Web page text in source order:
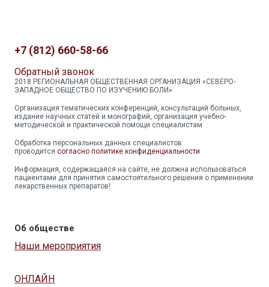
+7 (812) 660-58-66
Обратный звонок
2018 РЕГИОНАЛЬНАЯ ОБЩЕСТВЕННАЯ ОРГАНИЗАЦИЯ «СЕВЕРО-
ЗАПАДНОЕ ОБЩЕСТВО ПО ИЗУЧЕНИЮ БОЛИ»
Организация тематических конференций, консультаций больных,
издание научных статей и монографий, организация учебно-
методической и практической помощи специалистам
Обработка персональных данных специалистов
проводится согласно политике конфиденциальности
Информация, содержащаяся на сайте, не должна использоваться
пациентами для принятия самостоятельного решения о применении
лекарственных препаратов!
Об обществе
Наши мероприятия
ОНЛАЙН